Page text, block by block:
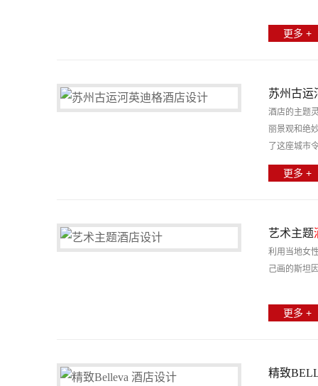
更多 +
苏州古运
酒店的主题
丽景观和绝
了这座城市
更多 +
艺术主题
利用当地女
己画的斯坦
更多 +
精致